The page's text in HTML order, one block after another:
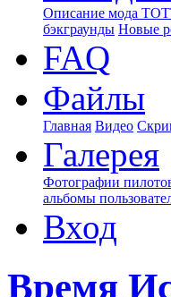
Описание мода
бэкграунды Новые
FAQ
Файлы
Главная Видео
Галерея
Фотографии
альбомы
Вход
Время